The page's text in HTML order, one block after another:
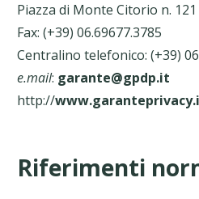
Piazza di Monte Citorio n. 121
Fax: (+39) 06.69677.3785
Centralino telefonico: (+39)
e.mail: garante@gpdp.it
http://
Riferimenti